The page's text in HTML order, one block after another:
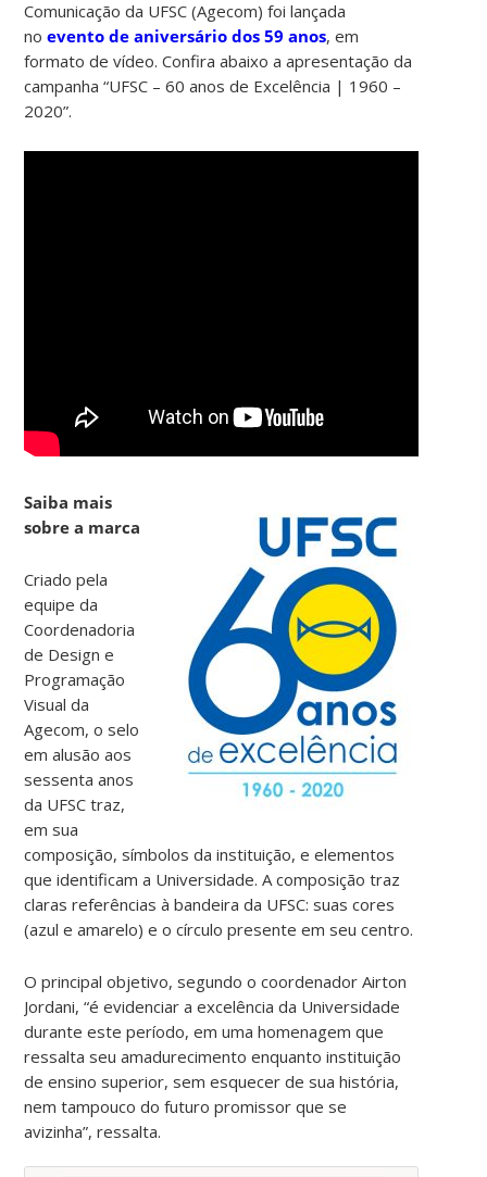
Comunicação da UFSC (Agecom) foi lançada
noevento de aniversário dos 59 anos, em
formato de vídeo. Confira abaixo a apresentação da
campanha “UFSC – 60 anos de Excelência | 1960 –
2020”.
Saiba mais
sobre a marca
Criado pela
equipe da
Coordenadoria
de Design e
Programação
Visual da
Agecom, o selo
em alusão aos
sessenta anos
da UFSC traz,
em sua
composição, símbolos da instituição, e elementos
que identificam a Universidade. A composição traz
claras referências à bandeira da UFSC: suas cores
(azul e amarelo) e o círculo presente em seu centro.
O principal objetivo, segundo o coordenador Airton
Jordani, “é evidenciar a excelência da Universidade
durante este período, em uma homenagem que
ressalta seu amadurecimento enquanto instituição
de ensino superior, sem esquecer de sua história,
nem tampouco do futuro promissor que se
avizinha”, ressalta.